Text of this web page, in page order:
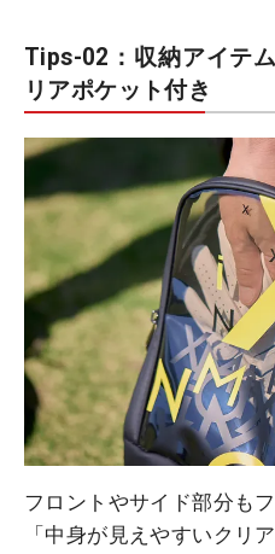
Tips-02：収納アイテ
リアポケット付き
フロントやサイド部分も
「中身が見えやすいクリ